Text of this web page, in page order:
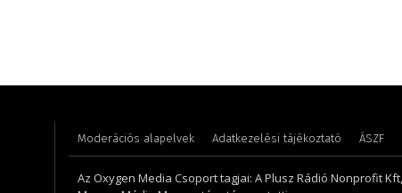
Moderációs alapelvek Adatkezelési tájékoztató ÁSZF
Az Oxygen Media Csoport tagjai: A Plusz Rádió Nonprofit